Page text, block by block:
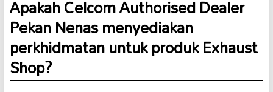
Apakah Celcom Authorised Dealer
Pekan Nenas menyediakan
perkhidmatan untuk produkExhaust
Shop?